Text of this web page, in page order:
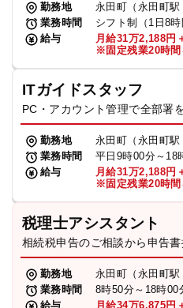
勤務地
永田町（永田町駅
業務時間
シフト制（1日8時
給与
月給31万2,188円
※固定残業20時間
ITガイドスタッフ
PC・アカウント管理で全部署
勤務地
永田町（永田町駅
業務時間
平日9時00分～18
給与
月給31万2,188円
※固定残業20時間
税理士アシスタント
相続税申告のご相談から申告
勤務地
永田町（永田町駅
業務時間
8時50分～18時00
給与
月給34万6,875円